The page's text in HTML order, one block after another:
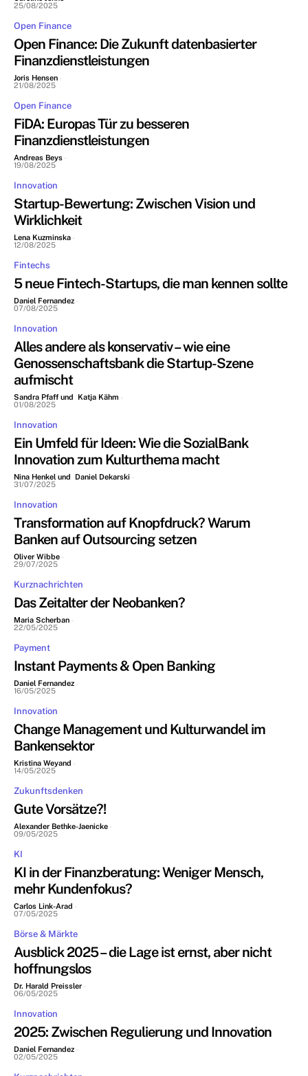
25/08/2025
Open Finance
Open Finance: Die Zukunft datenbasierter
Finanzdienstleistungen
Joris Hensen -
21/08/2025
Open Finance
FiDA: Europas Tür zu besseren
Finanzdienstleistungen
Andreas Beys -
19/08/2025
Innovation
Startup-Bewertung: Zwischen Vision und
Wirklichkeit
Lena Kuzminska -
12/08/2025
Fintechs
5 neue Fintech-Startups, die man kennen sollte
Daniel Fernandez -
07/08/2025
Innovation
Alles andere als konservativ – wie eine
Genossenschaftsbank die Startup-Szene
aufmischt
Sandra Pfaff und Katja Kähm -
01/08/2025
Innovation
Ein Umfeld für Ideen: Wie die SozialBank
Innovation zum Kulturthema macht
Nina Henkel und Daniel Dekarski -
31/07/2025
Innovation
Transformation auf Knopfdruck? Warum
Banken auf Outsourcing setzen
Oliver Wibbe -
29/07/2025
Kurznachrichten
Das Zeitalter der Neobanken?
Maria Scherban -
22/05/2025
Payment
Instant Payments & Open Banking
Daniel Fernandez -
16/05/2025
Innovation
Change Management und Kulturwandel im
Bankensektor
Kristina Weyand -
14/05/2025
Zukunftsdenken
Gute Vorsätze?!
Alexander Bethke-Jaenicke -
09/05/2025
KI
KI in der Finanzberatung: Weniger Mensch,
mehr Kundenfokus?
Carlos Link-Arad -
07/05/2025
Börse & Märkte
Ausblick 2025 – die Lage ist ernst, aber nicht
hoffnungslos
Dr. Harald Preissler -
06/05/2025
Innovation
2025: Zwischen Regulierung und Innovation
Daniel Fernandez -
02/05/2025